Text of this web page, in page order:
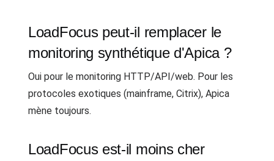
LoadFocus peut-il remplacer le
monitoring synthétique d'Apica ?
Oui pour le monitoring HTTP/API/web. Pour les
protocoles exotiques (mainframe, Citrix), Apica
mène toujours.
LoadFocus est-il moins cher